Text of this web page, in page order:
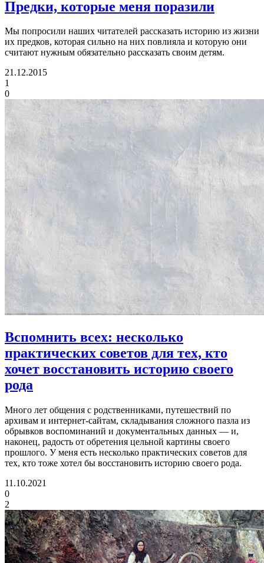
Предки, которые меня поразили
Мы попросили наших читателей рассказать историю из жизни
их предков, которая сильно на них повлияла и которую они
считают нужным обязательно рассказать своим детям.
21.12.2015
1
0
Вспомнить всех: несколько
практических советов для тех, кто
хочет восстановить историю своего
рода
Много лет общения с родственниками, путешествий по
архивам и интернет-сайтам, складывания сложного пазла из
обрывков воспоминаний и документальных данных — и,
наконец, радость от обретения цельной картины своего
прошлого. У меня есть несколько практических советов для
тех, кто тоже хотел бы восстановить историю своего рода.
11.10.2021
0
2